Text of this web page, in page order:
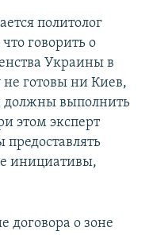
политолог
говорить о
Украины в
не готовы ни Киев,
должны выполнить
этом эксперт
инициативы,
договора о зоне